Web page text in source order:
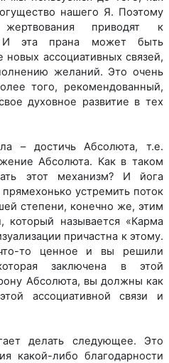
нашего Я. Поэтому
приводят к
И эта прана может быть
новых ассоциативных связей,
желаний. Это очень
того, рекомендованный,
духовное развитие в тех
– достичь Абсолюта, т.е.
Абсолюта. Как в таком
этот механизм? И йога
устремить поток
степени, конечно же, этим
который называется «Карма
причастна к этому.
то ценное и вы решили
заключена в этой
Абсолюта, вы должны как
ассоциативной связи и
делать следующее. Это
какой-либо благодарности